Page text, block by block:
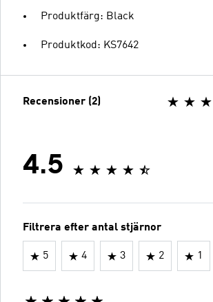
Produktfärg: Black
Produktkod: KS7642
Recensioner (2)
4.5
Filtrera efter antal stjärnor
5 4 3 2 1